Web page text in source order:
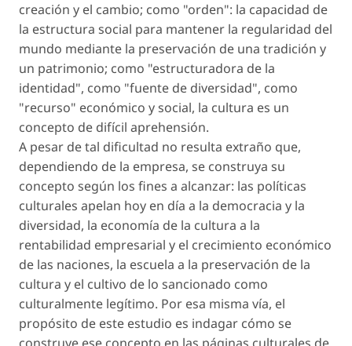
creación y el cambio; como "orden": la capacidad de
la estructura social para mantener la regularidad del
mundo mediante la preservación de una tradición y
un patrimonio; como "estructuradora de la
identidad", como "fuente de diversidad", como
"recurso" económico y social, la cultura es un
concepto de difícil aprehensión.
A pesar de tal dificultad no resulta extraño que,
dependiendo de la empresa, se construya su
concepto según los fines a alcanzar: las políticas
culturales apelan hoy en día a la democracia y la
diversidad, la economía de la cultura a la
rentabilidad empresarial y el crecimiento económico
de las naciones, la escuela a la preservación de la
cultura y el cultivo de lo sancionado como
culturalmente legítimo. Por esa misma vía, el
propósito de este estudio es indagar cómo se